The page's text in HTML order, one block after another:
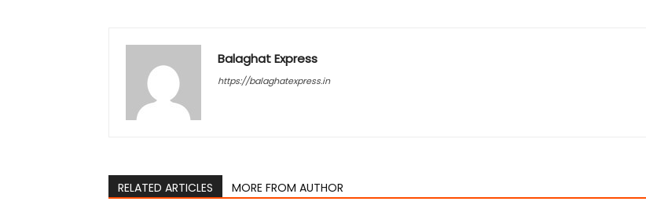
Balaghat Express
https://balaghatexpress.in
RELATED ARTICLES MORE FROM AUTHOR